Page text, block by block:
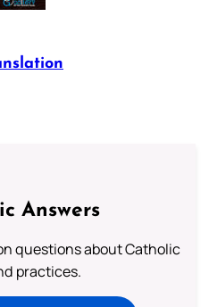
Answers
questions about Catholic
practices.